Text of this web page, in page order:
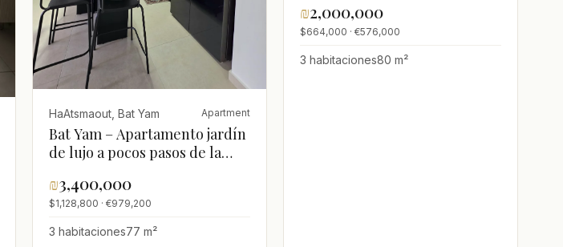
HaAtsmaout, Bat Yam Apartment
Bat Yam – Apartamento jardín
de lujo a pocos pasos de la
₪3,400,000
$1,128,800 · €979,200
3 habitaciones77 m²
del mar y los comercios –
Centro de la ciudad, Bat Yam
₪2,000,000
$664,000 · €576,000
3 habitaciones80 m²